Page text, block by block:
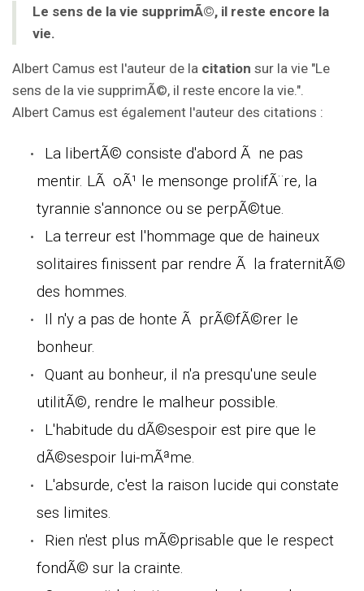
Le sens de la vie supprimÃ©, il reste encore la
vie.
Albert Camus est l'auteur de la citation sur la vie "Le
sens de la vie supprimÃ©, il reste encore la vie.".
Albert Camus est également l'auteur des citations :
La libertÃ© consiste d'abord Ã ne pas
mentir. LÃ oÃ¹ le mensonge prolifÃ¨re, la
tyrannie s'annonce ou se perpÃ©tue.
La terreur est l'hommage que de haineux
solitaires finissent par rendre Ã la fraternitÃ©
des hommes.
Il n'y a pas de honte Ã prÃ©fÃ©rer le
bonheur.
Quant au bonheur, il n'a presqu'une seule
utilitÃ©, rendre le malheur possible.
L'habitude du dÃ©sespoir est pire que le
dÃ©sespoir lui-mÃªme.
L'absurde, c'est la raison lucide qui constate
ses limites.
Rien n'est plus mÃ©prisable que le respect
fondÃ© sur la crainte.